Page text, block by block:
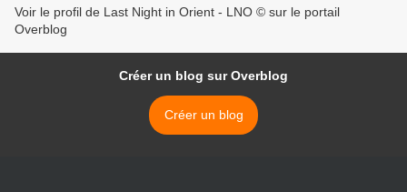
Voir le profil de Last Night in Orient - LNO © sur le portail
Overblog
Créer un blog sur Overblog
Créer un blog